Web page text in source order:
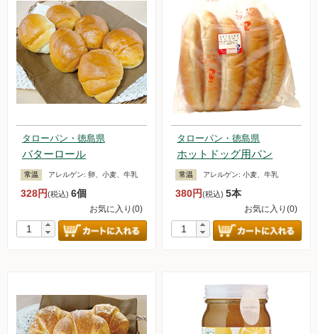
タローパン・徳島県
バターロール
常温 アレルゲン: 卵、小麦、牛乳
328円(税込) 6個
お気に入り(0)
タローパン・徳島県
ホットドッグ用パン
常温 アレルゲン:小麦、牛乳
380円(税込)5本
お気に入り(0)